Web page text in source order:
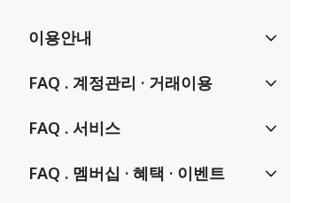
이용안내
FAQ . 계정관리 · 거래이용
FAQ . 서비스
FAQ . 멤버십 · 혜택 · 이벤트